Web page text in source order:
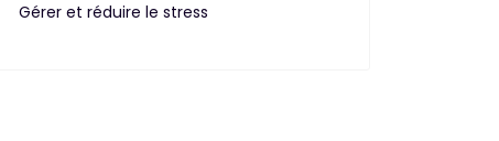
Gérer et réduire le stress